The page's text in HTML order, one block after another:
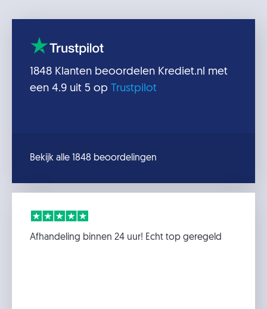
1848 Klanten beoordelen Krediet.nl met
een 4.9 uit 5 op Trustpilot
Bekijk alle 1848 beoordelingen
Afhandeling binnen 24 uur! Echt top geregeld